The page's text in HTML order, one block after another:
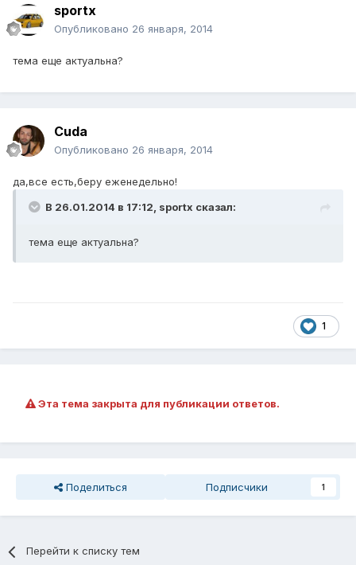
sportx
Опубликовано 26 января, 2014
тема еще актуальна?
Cuda
Опубликовано 26 января, 2014
да,все есть,беру еженедельно!
В 26.01.2014 в 17:12, sportx сказал:
тема еще актуальна?
1
Эта тема закрыта для публикации ответов.
Поделиться Подписчики 1
Перейти к списку тем